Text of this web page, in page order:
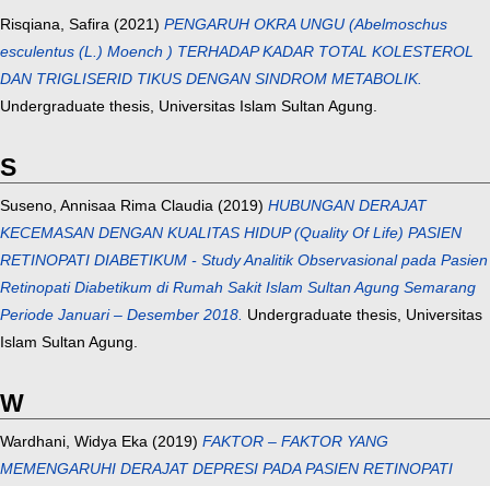
Risqiana, Safira (2021) PENGARUH OKRA UNGU (Abelmoschus
esculentus (L.) Moench ) TERHADAP KADAR TOTAL KOLESTEROL
DAN TRIGLISERID TIKUS DENGAN SINDROM METABOLIK.
Undergraduate thesis, Universitas Islam Sultan Agung.
S
Suseno, Annisaa Rima Claudia (2019) HUBUNGAN DERAJAT
KECEMASAN DENGAN KUALITAS HIDUP (Quality Of Life) PASIEN
RETINOPATI DIABETIKUM - Study Analitik Observasional pada Pasien
Retinopati Diabetikum di Rumah Sakit Islam Sultan Agung Semarang
Periode Januari – Desember 2018. Undergraduate thesis, Universitas
Islam Sultan Agung.
W
Wardhani, Widya Eka (2019) FAKTOR – FAKTOR YANG
MEMENGARUHI DERAJAT DEPRESI PADA PASIEN RETINOPATI